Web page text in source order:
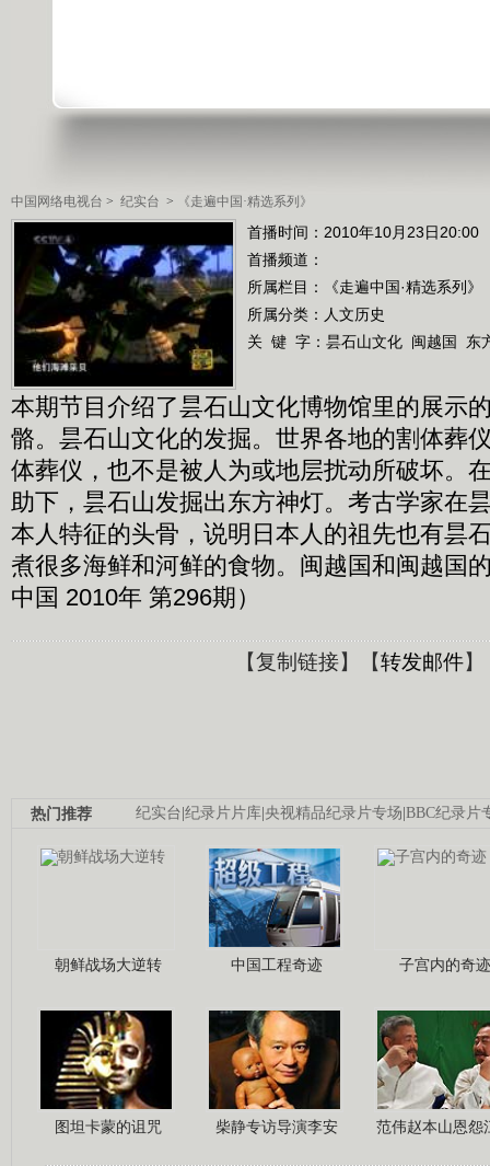
中国网络电视台 > 纪实台 > 《走遍中国·精选系列》
首播时间：2010年10月23日20:00
首播频道：
所属栏目：
《走遍中国·精选系列》
所属分类：人文历史
关 键 字： 昙石山文化 闽越国 东
本期节目介绍了昙石山文化博物馆里的展示
骼。昙石山文化的发掘。世界各地的割体葬
体葬仪，也不是被人为或地层扰动所破坏。
助下，昙石山发掘出东方神灯。考古学家在
本人特征的头骨，说明日本人的祖先也有昙
煮很多海鲜和河鲜的食物。闽越国和闽越国
中国 2010年 第296期）
【复制链接】【转发邮件】
纪实台 纪录片片库 央视精品纪录片专场 BBC纪录片
热门推荐
朝鲜战场大逆转 中国工程奇迹 子宫内的奇迹
图坦卡蒙的诅咒 柴静专访导演李安 范伟赵本山恩怨